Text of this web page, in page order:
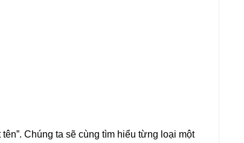
Chúng ta sẽ cùng tìm hiểu từng loại một